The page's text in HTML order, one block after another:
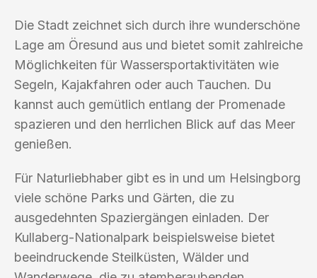
Die Stadt zeichnet sich durch ihre wunderschöne
Lage am Öresund aus und bietet somit zahlreiche
Möglichkeiten für Wassersportaktivitäten wie
Segeln, Kajakfahren oder auch Tauchen. Du
kannst auch gemütlich entlang der Promenade
spazieren und den herrlichen Blick auf das Meer
genießen.
Für Naturliebhaber gibt es in und um Helsingborg
viele schöne Parks und Gärten, die zu
ausgedehnten Spaziergängen einladen. Der
Kullaberg-Nationalpark beispielsweise bietet
beeindruckende Steilküsten, Wälder und